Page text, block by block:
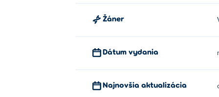
Ako môžem hrať Trivia Crack
Trivia Crack je možné hrať na počítači a
Žáner
Dátum vydania
Najnovšia aktualizácia